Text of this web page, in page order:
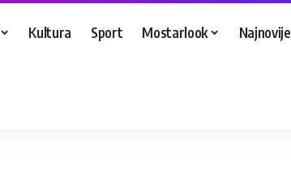
Kultura Sport Mostarlook Najnovije